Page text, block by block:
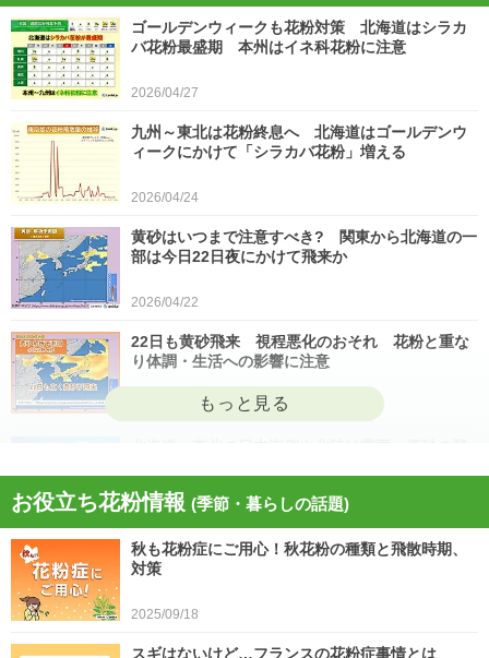
ゴールデンウィークも花粉対策 北海道はシラカ
バ花粉最盛期 本州はイネ科花粉に注意
2026/04/27
九州～東北は花粉終息へ 北海道はゴールデンウ
ィークにかけて「シラカバ花粉」増える
2026/04/24
黄砂はいつまで注意すべき? 関東から北海道の一
部は今日22日夜にかけて飛来か
2026/04/22
22日も黄砂飛来 視程悪化のおそれ 花粉と重な
り体調・生活への影響に注意
2026/04/21
今日21日は黄砂が広く飛来 花粉とのダブル影響
に注意 症状悪化や洗濯物など対策を
2026/04/21
お役立ち花粉情報 (季節・暮らしの話題)
秋も花粉症にご用心！秋花粉の種類と飛散時期、
対策
2025/09/18
スギはないけど…フランスの花粉症事情とは